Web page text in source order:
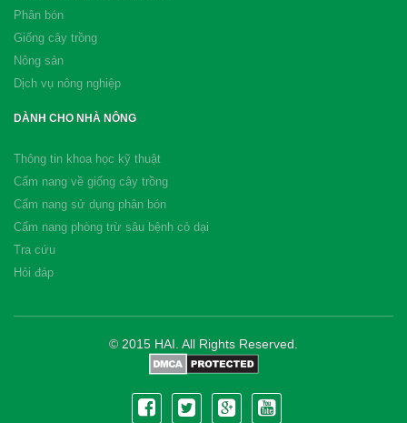
Phân bón
Giống cây trồng
Nông sản
Dịch vụ nông nghiệp
DÀNH CHO NHÀ NÔNG
Thông tin khoa học kỹ thuật
Cẩm nang về giống cây trồng
Cẩm nang sử dụng phân bón
Cẩm nang phòng trừ sâu bệnh cỏ dại
Tra cứu
Hỏi đáp
© 2015 HAI. All Rights Reserved.